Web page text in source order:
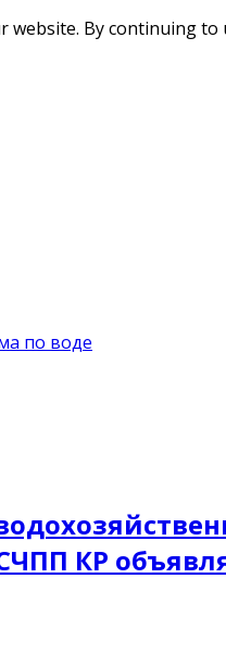
по воде
КР
website. By continuing